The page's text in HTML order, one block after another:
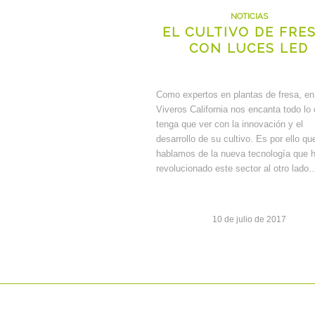
NOTICIAS
EL CULTIVO DE
CON LUCES LED
Como expertos en plantas de fresa, en
Viveros California nos encanta todo lo
tenga que ver con la innovación y el
desarrollo de su cultivo. Es por ello
hablamos de la nueva tecnología que
revolucionado este sector al otro
10 de julio de 2017